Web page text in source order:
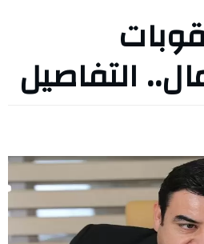
التفاصيل